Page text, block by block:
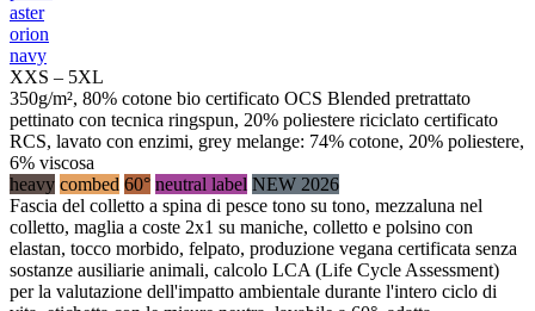
aster
orion
navy
XXS – 5XL
350g/m², 80% cotone bio certificato OCS Blended pretrattato
pettinato con tecnica ringspun, 20% poliestere riciclato certificato
RCS, lavato con enzimi, grey melange: 74% cotone, 20% poliestere,
6% viscosa
heavy combed 60° neutral label NEW 2026
Fascia del colletto a spina di pesce tono su tono, mezzaluna nel
colletto, maglia a coste 2x1 su maniche, colletto e polsino con
elastan, tocco morbido, felpato, produzione vegana certificata senza
sostanze ausiliarie animali, calcolo LCA (Life Cycle Assessment)
per la valutazione dell'impatto ambientale durante l'intero ciclo di